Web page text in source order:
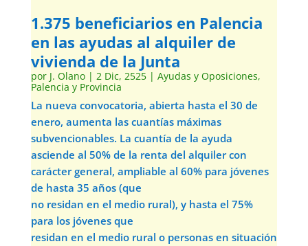
1.375 beneficiarios en Palencia
en las ayudas al alquiler de
vivienda de la Junta
por J. Olano| 2 Dic, 2525| Ayudas y Oposiciones,
Palencia y Provincia
La nueva convocatoria, abierta hasta el 30 de
enero, aumenta las cuantías máximas
subvencionables. La cuantía de la ayuda
asciende al 50% de la renta del alquiler con
carácter general, ampliable al 60% para jóvenes
de hasta 35 años (que
no residan en el medio rural), y hasta el 75%
para los jóvenes que
residan en el medio rural o personas en situación